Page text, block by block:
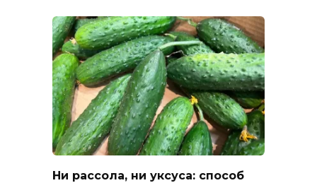
Ни рассола, ни уксуса: способ